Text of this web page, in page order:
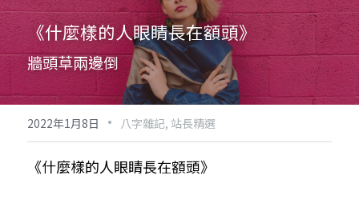
實體經營
祖傳命理
手工印鑑
課程介紹
五行八字學
後天派陽宅
Blog
黃金會員專區
八字雜記
試閱專區
Podcast聽書
線上學苑
《什麼樣的人眼睛長在額頭》
牆頭草兩邊倒
2022年1月8日 · 八字雜記, 站長精選
《什麼樣的人眼睛長在額頭》
《十神高階實戰錄》完整典藏版
1美元超值PDF